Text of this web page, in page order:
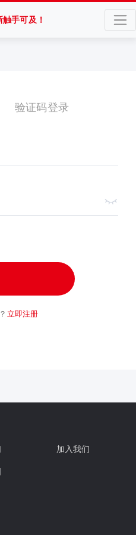
手可及！
验证码登录
立即注册
加入我们